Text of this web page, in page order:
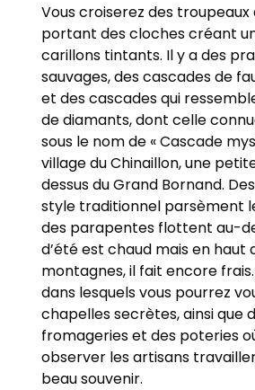
Vous croiserez des troupeaux
portant des cloches créant
carillons tintants. Il y a des
sauvages, des cascades de
et des cascades qui
de diamants, dont celle
sous le nom de « Cascade
village du Chinaillon, une
dessus du Grand Bornand.
style traditionnel parsèment
des parapentes flottent au-
d’été est chaud mais en haut
montagnes, il fait encore
dans lesquels vous pourrez
chapelles secrètes, ainsi que
fromageries et des poteries
observer les artisans
beau souvenir.